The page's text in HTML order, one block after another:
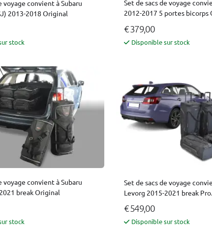
voyage convient à Subaru
2013-2018 Original
stock
Set de sacs de voyage
2012-2017 5 portes bicorps
€ 379,00
Disponible sur stock
voyage convient à Subaru
break Original
stock
Set de sacs de voyage
Levorg 2015-2021 break
€ 549,00
Disponible sur stock